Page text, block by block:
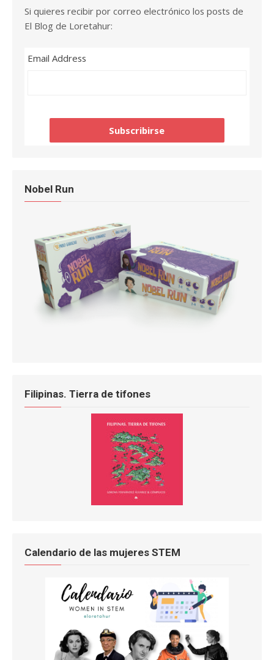
Si quieres recibir por correo electrónico los posts de
El Blog de Loretahur:
Email Address
Nobel Run
Filipinas. Tierra de tifones
Calendario de las mujeres STEM